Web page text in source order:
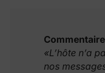
Commentaire
«L’hôte n’a
nos